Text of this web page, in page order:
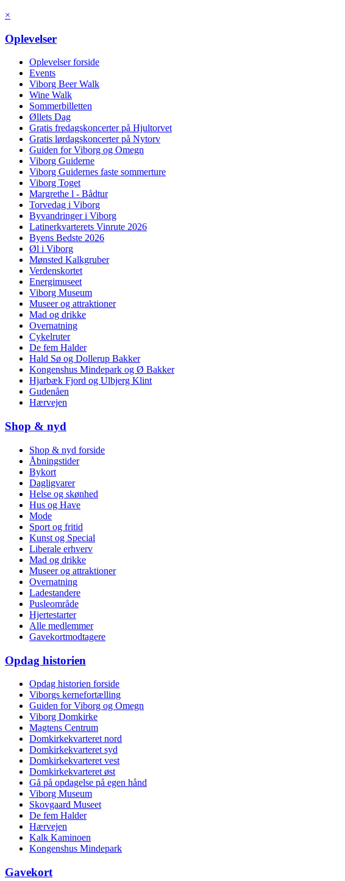
×
Oplevelser
Oplevelser forside
Events
Viborg Beer Walk
Wine Walk
Sommerbilletten
Øllets Dag
Gratis fredagskoncerter på Hjultorvet
Gratis lørdagskoncerter på Nytorv
Guiden for Viborg og Omegn
Viborg Guiderne
Viborg Guidernes faste sommerture
Viborg Toget
Margrethe l - Bådtur
Torvedag i Viborg
Byvandringer i Viborg
Latinerkvarterets Vinrute 2026
Byens Bedste 2026
Øl i Viborg
Mønsted Kalkgruber
Verdenskortet
Energimuseet
Viborg Museum
Museer og attraktioner
Mad og drikke
Overnatning
Cykelruter
De fem Halder
Hald Sø og Dollerup Bakker
Kongenshus Mindepark og Ø Bakker
Hjarbæk Fjord og Ulbjerg Klint
Gudenåen
Hærvejen
Shop & nyd
Shop & nyd forside
Åbningstider
Bykort
Dagligvarer
Helse og skønhed
Hus og Have
Mode
Sport og fritid
Kunst og Special
Liberale erhverv
Mad og drikke
Museer og attraktioner
Overnatning
Ladestandere
Pusleområde
Hjertestarter
Alle medlemmer
Gavekortmodtagere
Opdag historien
Opdag historien forside
Viborgs kernefortælling
Guiden for Viborg og Omegn
Viborg Domkirke
Magtens Centrum
Domkirkekvarteret nord
Domkirkekvarteret syd
Domkirkekvarteret vest
Domkirkekvarteret øst
Gå på opdagelse på egen hånd
Viborg Museum
Skovgaard Museet
De fem Halder
Hærvejen
Kalk Kaminoen
Kongenshus Mindepark
Gavekort